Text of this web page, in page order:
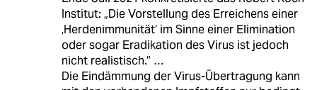
Institut: „Die Vorstellung des Erreichens einer
‚Herdenimmunität‘ im Sinne einer Elimination
oder sogar Eradikation des Virus ist jedoch
nicht realistisch.“ …
Die Eindämmung der Virus-Übertragung kann